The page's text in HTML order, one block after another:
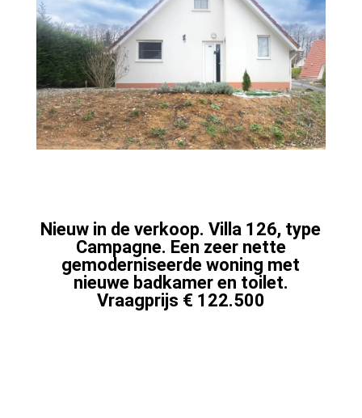
Nieuw in de verkoop. Villa 126, type
Campagne. Een zeer nette
gemoderniseerde woning met
nieuwe badkamer en toilet.
Vraagprijs € 122.500